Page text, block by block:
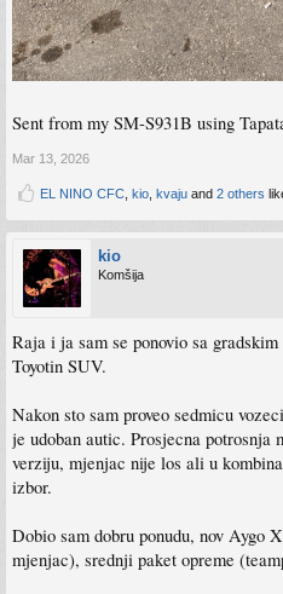
Sent from my SM-S931B using
Mar 13, 2026
EL NINO CFC kio kvaju and 2 others
kio
Komšija
Raja i ja sam se ponovio sa
Toyotin SUV.
Nakon sto sam proveo sedmicu
je udoban autic. Prosjecna
verziju, mjenjac nije los ali u
izbor.
Dobio sam dobru ponudu, nov Aygo
mjenjac), srednji paket opreme